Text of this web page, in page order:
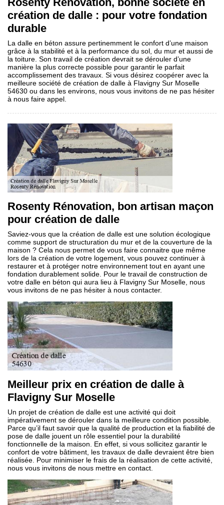
création de dalle : pour votre fondation
durable
La dalle en béton assure pertinemment le confort d’une maison
grâce à la stabilité et à la performance du sol, du mur et aussi de
la toiture. Son travail de création devrait se dérouler d’une
manière la plus correcte possible pour garantir le parfait
accomplissement des travaux. Si vous désirez coopérer avec la
meilleure société de création de dalle à Flavigny Sur Moselle
54630 ou dans les environs, nous vous invitons de ne pas hésiter
à nous faire appel.
Rosenty Rénovation, bon artisan maçon
pour création de dalle
Saviez-vous que la création de dalle est une solution écologique
comme support de structuration du mur et de la couverture de la
maison ? Cela nous permet de vous faire connaitre que même
lors de la création de votre logement, vous pouvez continuer à
restaurer et à protéger notre environnement tout en ayant une
fondation durablement solide. Pour le travail de construction de
votre dalle en béton qui aura lieu à Flavigny Sur Moselle, nous
vous invitons de ne pas hésiter à nous contacter.
Meilleur prix en création de dalle à
Flavigny Sur Moselle
Un projet de création de dalle est une activité qui doit
impérativement se dérouler dans la meilleure condition possible.
Parce qu’il faut savoir que la qualité de production et la fiabilité de
pose de dalle jouent un rôle essentiel pour la durabilité
fonctionnelle de la maison. En effet, si vous sollicitez garantir le
confort de votre bâtiment, les travaux de dalle devraient être bien
réalisée. Pour minimiser le frais de la réalisation de cette activité,
nous vous invitons de nous mettre en contact.